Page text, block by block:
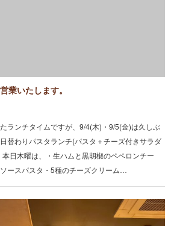
業いたします。
ランチタイムですが、9/4(木)・9/5(金)は久しぶ
替わりパスタランチ(パスタ＋チーズ付きサラダ
日木曜は、・生ハムと黒胡椒のペペロンチー
ースパスタ・5種のチーズクリーム…